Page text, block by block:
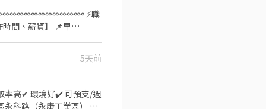
⚡職
(加入後請傳: 職
5天前